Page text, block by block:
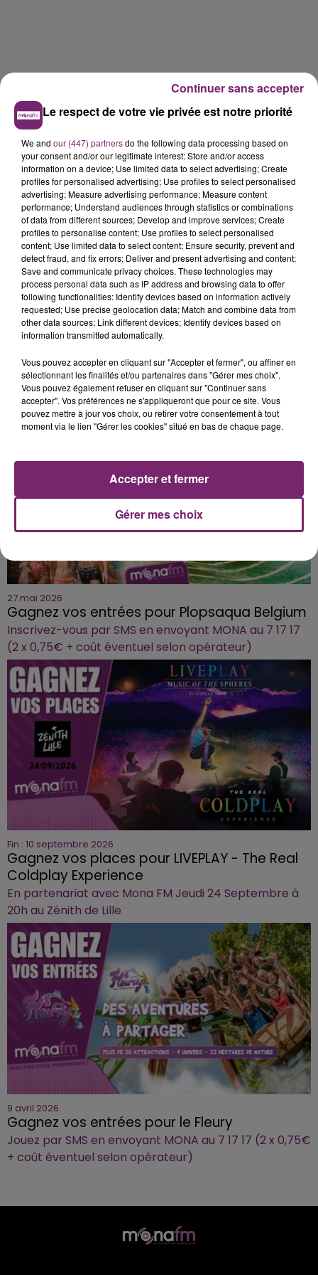
LES AUTRES JEUX >
Téléchargez gratuitement l'application Mona
FM
C'est simple!
27 mai 2026
Gagnez vos entrées pour Plopsaqua Belgium
Inscrivez-vous par SMS en envoyant MONA au 7 17 17
(2 x 0,75€ + coût éventuel selon opérateur)
Fin : 10 septembre 2026
Gagnez vos places pour LIVEPLAY - The Real
Coldplay Experience
En partenariat avec Mona FM Jeudi 24 Septembre à
20h au Zénith de Lille
9 avril 2026
Gagnez vos entrées pour le Fleury
Jouez par SMS en envoyant MONA au 7 17 17 (2 x 0,75€
+ coût éventuel selon opérateur)
Le respect de votre vie privée est notre priorité
We and our (447) partnersdo the following data processing based on
your consent and/or our legitimate interest: Store and/or access
information on a device; Use limited data to select advertising; Create
profiles for personalised advertising; Use profiles to select personalised
advertising; Measure advertising performance; Measure content
performance; Understand audiences through statistics or combinations
of data from different sources; Develop and improve services; Create
profiles to personalise content; Use profiles to select personalised
content; Use limited data to select content; Ensure security, prevent and
detect fraud, and fix errors; Deliver and present advertising and content;
Save and communicate privacy choices. These technologies may
process personal data such as IP address and browsing data to offer
following functionalities: Identify devices based on information actively
requested; Use precise geolocation data; Match and combine data from
other data sources; Link different devices; Identify devices based on
information transmitted automatically.
Vous pouvez accepter en cliquant sur "Accepter et fermer", ou affiner en
sélectionnant les finalités et/ou partenaires dans "Gérer mes choix".
Vous pouvez également refuser en cliquant sur "Continuer sans
accepter". Vos préférences ne s'appliqueront que pour ce site. Vous
pouvez mettre à jour vos choix, ou retirer votre consentement à tout
moment via le lien "Gérer les cookies" situé en bas de chaque page.
Gérer mes choix
Accepter et fermer
Continuer sans accepter